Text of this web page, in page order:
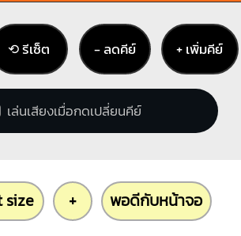
⟲ รีเซ็ต − ลดคีย์ + เพิ่มคีย์
เล่นเสียงเมื่อกดเปลี่ยนคีย์
size + พอดีกับหน้าจอ